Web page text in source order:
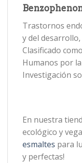
Trastornos
y del
Clasificado
Humanos por
Investigación
En nuestra
ecológico y
esmaltes para
y perfectas!